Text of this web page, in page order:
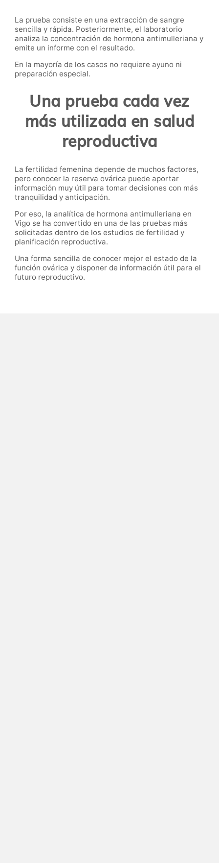
La prueba consiste en una extracción de sangre
sencilla y rápida. Posteriormente, el laboratorio
analiza la concentración de hormona antimulleriana y
emite un informe con el resultado.
En la mayoría de los casos no requiere ayuno ni
preparación especial.
Una prueba cada vez
más utilizada en salud
reproductiva
La fertilidad femenina depende de muchos factores,
pero conocer la reserva ovárica puede aportar
información muy útil para tomar decisiones con más
tranquilidad y anticipación.
Por eso, la analítica de hormona antimulleriana en
Vigo se ha convertido en una de las pruebas más
solicitadas dentro de los estudios de fertilidad y
planificación reproductiva.
Una forma sencilla de conocer mejor el estado de la
función ovárica y disponer de información útil para el
futuro reproductivo.